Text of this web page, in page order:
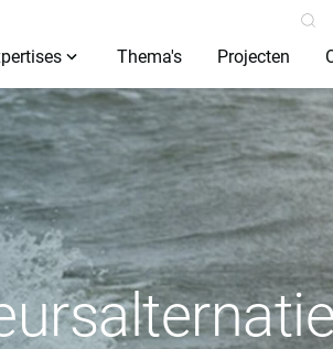
Thema's Projecten